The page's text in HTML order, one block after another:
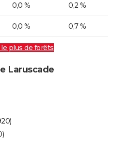
0,0 % 0,2 %
0,0 % 0,7 %
plus de forêts
Laruscade